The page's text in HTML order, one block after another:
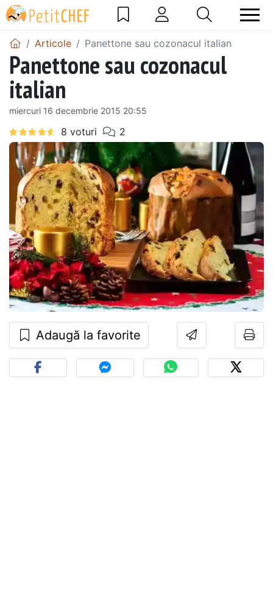
Articole Panettone sau cozonacul italian
Panettone sau cozonacul
italian
miercuri 16 decembrie 2015 20:55
Adaugă la favorite